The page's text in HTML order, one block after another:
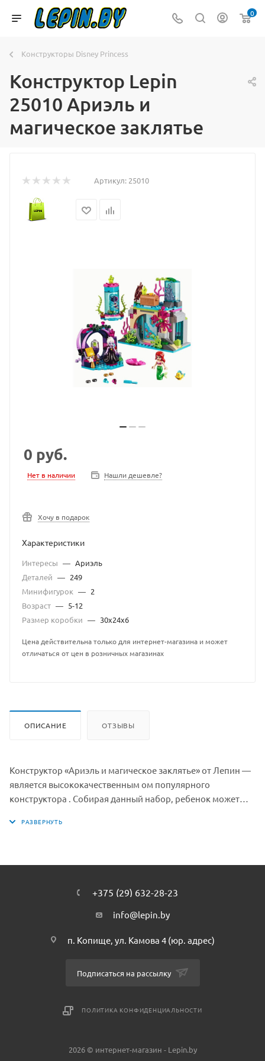
0
Конструкторы Disney Princess
Конструктор Lepin
25010 Ариэль и
магическое заклятье
Артикул: 25010
0 руб.
Нет в наличии Нашли дешевле?
Хочу в подарок
Характеристики
Интересы — Ариэль
Деталей — 249
Минифигурок — 2
Возраст — 5-12
Размер коробки — 30x24x6
Цена действительна только для интернет-магазина и может
отличаться от цен в розничных магазинах
ОПИСАНИЕ ОТЗЫВЫ
Конструктор «Ариэль и магическое заклятье» от Лепин —
является высококачественным ом популярного
конструктора . Собирая данный набор, ребенок может
погрузиться в мир серии Disney. Соберите и создайте свою
+375 (29) 632-28-23
info@lepin.by
п. Копище, ул. Камова 4 (юр. адрес)
Подписаться на рассылку
ПОЛИТИКА КОНФИДЕНЦИАЛЬНОСТИ
2026 © интернет-магазин - Lepin.by